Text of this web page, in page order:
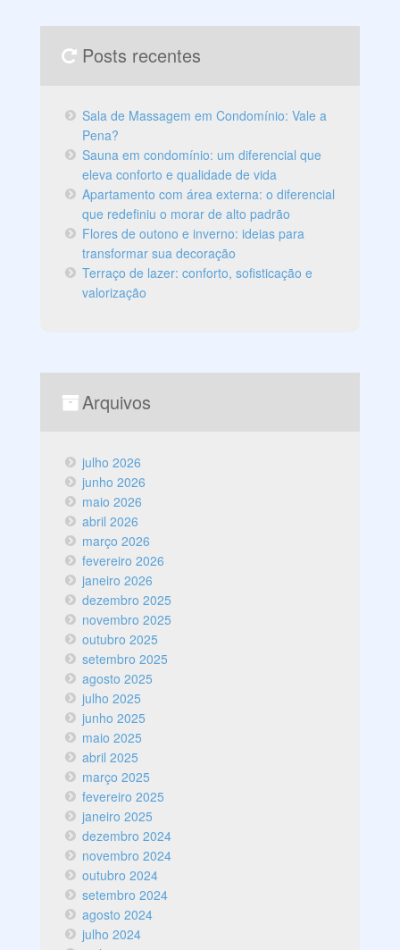
Posts recentes
Sala de Massagem em Condomínio: Vale a
Pena?
Sauna em condomínio: um diferencial que
eleva conforto e qualidade de vida
Apartamento com área externa: o diferencial
que redefiniu o morar de alto padrão
Flores de outono e inverno: ideias para
transformar sua decoração
Terraço de lazer: conforto, sofisticação e
valorização
Arquivos
julho 2026
junho 2026
maio 2026
abril 2026
março 2026
fevereiro 2026
janeiro 2026
dezembro 2025
novembro 2025
outubro 2025
setembro 2025
agosto 2025
julho 2025
junho 2025
maio 2025
abril 2025
março 2025
fevereiro 2025
janeiro 2025
dezembro 2024
novembro 2024
outubro 2024
setembro 2024
agosto 2024
julho 2024